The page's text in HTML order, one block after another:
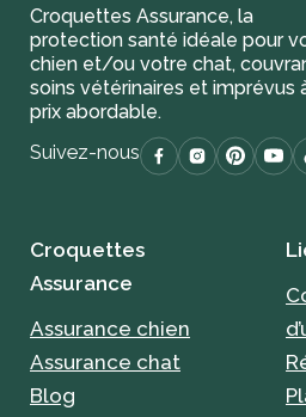
Croquettes Assurance, la
protection santé idéale pour
chien et/ou votre chat,
soins vétérinaires et imprévus
prix abordable.
Suivez-nous
Croquettes
Assurance
Assurance chien
Assurance chat
Blog